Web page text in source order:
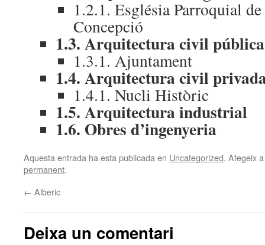
1.2.1. Església Parroquial
Concepció
1.3. Arquitectura civil pública
1.3.1. Ajuntament
1.4. Arquitectura civil
1.4.1. Nucli Històric
1.5. Arquitectura industrial
1.6. Obres d’ingenyeria
Aquesta entrada ha esta publicada en Uncategorized. Afegeix
permanent.
← Alberic
Deixa un comentari